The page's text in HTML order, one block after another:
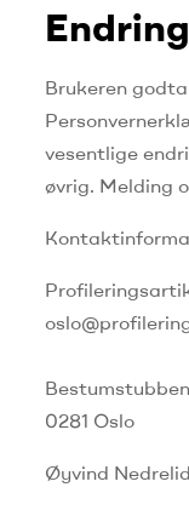
Brukeren
vesentlige
øvrig. Melding
Bestumstubben
0281 Oslo
Øyvind Nedrelid